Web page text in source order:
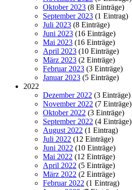
Oktober 2023 (8 Einträge)
September 2023 (1 Eintrag)
Juli 2023 (8 Einträge)
Juni 2023 (16 Einträge)
Mai 2023 (16 Einträge)
April 2023 (10 Einträge)
März 2023 (2 Einträge)
Februar 2023 (3 Einträge)
Januar 2023 (5 Einträge)
2022
Dezember 2022 (3 Einträge)
November 2022 (7 Einträge)
Oktober 2022 (3 Einträge)
September 2022 (4 Einträge)
August 2022 (1 Eintrag)
Juli 2022 (12 Einträge)
Juni 2022 (10 Einträge)
Mai 2022 (12 Einträge)
April 2022 (5 Einträge)
März 2022 (2 Einträge)
Februar 2022 (1 Eintrag)